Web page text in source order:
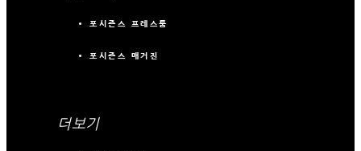
포시즌스 프레스룸
포시즌스 매거진
더보기